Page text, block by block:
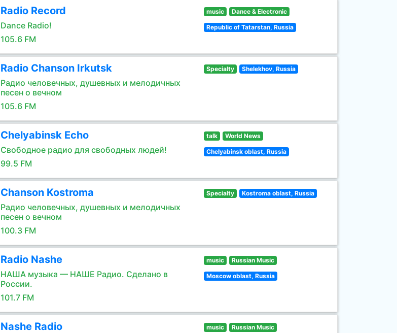
Radio Record
Dance Radio!
105.6 FM
music Dance & Electronic
Republic of Tatarstan, Russia
Radio Chanson Irkutsk
Радио человечных, душевных и мелодичных
песен о вечном
105.6 FM
Specialty Shelekhov, Russia
Chelyabinsk Echo
Свободное радио для свободных людей!
99.5 FM
talk World News
Chelyabinsk oblast, Russia
Chanson Kostroma
Радио человечных, душевных и мелодичных
песен о вечном
100.3 FM
Specialty Kostroma oblast, Russia
Radio Nashe
НАША музыка — НАШЕ Радио. Сделано в
России.
101.7 FM
music Russian Music
Moscow oblast, Russia
Nashe Radio music Russian Music